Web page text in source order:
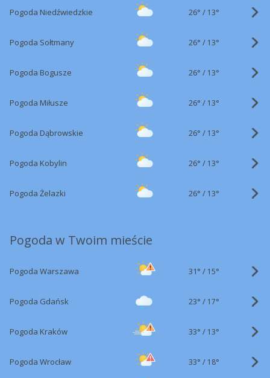
Pogoda Niedźwiedzkie 26° / 13°
Pogoda Sołtmany 26° / 13°
Pogoda Bogusze 26° / 13°
Pogoda Miłusze 26° / 13°
Pogoda Dąbrowskie 26° / 13°
Pogoda Kobylin 26° / 13°
Pogoda Żelazki 26° / 13°
Pogoda w Twoim mieście
Pogoda Warszawa 31° / 15°
Pogoda Gdańsk 23° / 17°
Pogoda Kraków 33° / 13°
Pogoda Wrocław 33° / 18°